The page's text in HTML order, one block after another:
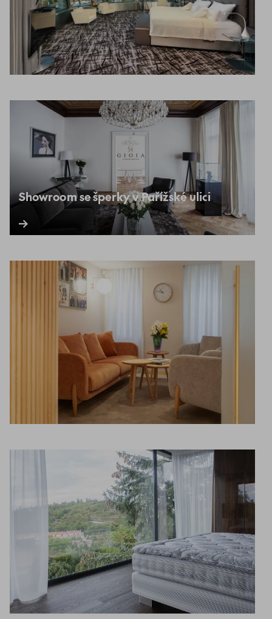
Showroom se šperky v Pařížské ulici